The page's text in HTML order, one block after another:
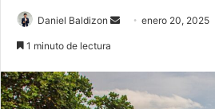
Daniel Baldizon
Sendenero 20, 2025
1 minuto de lectura